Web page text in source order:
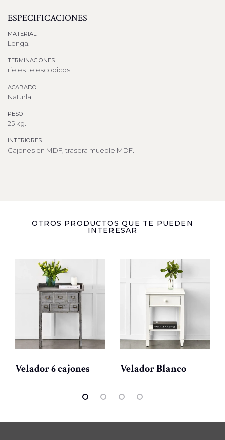
ESPECIFICACIONES
MATERIAL
Lenga.
TERMINACIONES
rieles telescopicos.
ACABADO
Naturla.
PESO
25 kg.
INTERIORES
Cajones en MDF, trasera mueble MDF.
OTROS PRODUCTOS QUE TE PUEDEN
INTERESAR
Velador 6 cajones Velador Blanco